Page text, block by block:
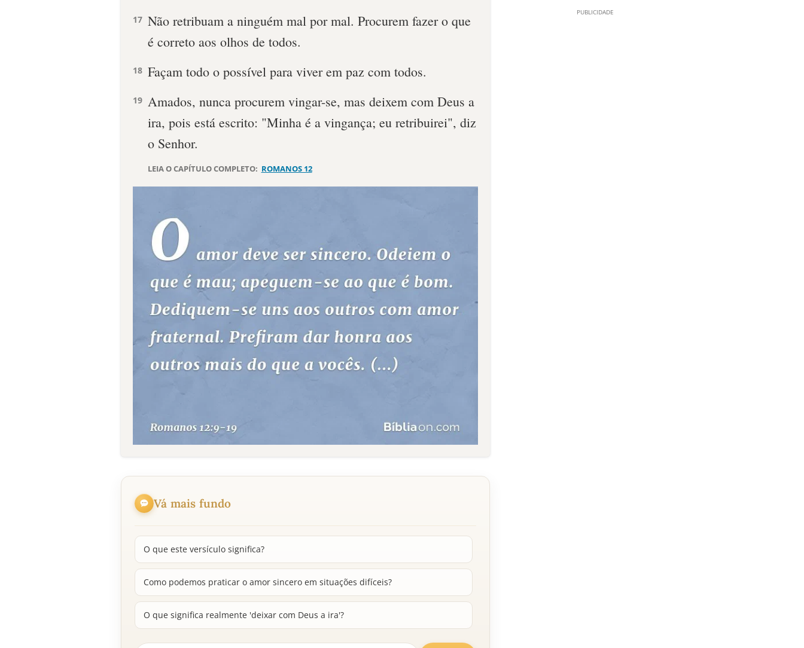
17 Não retribuam a ninguém mal por mal. Procurem fazer o que
é correto aos olhos de todos.
18 Façam todo o possível para viver em paz com todos.
19 Amados, nunca procurem vingar-se, mas deixem com Deus a
ira, pois está escrito: "Minha é a vingança; eu retribuirei", diz
o Senhor.
LEIA O CAPÍTULO COMPLETO: ROMANOS 12
Vá mais fundo
O que este versículo significa?
Como podemos praticar o amor sincero em situações difíceis?
O que significa realmente 'deixar com Deus a ira'?